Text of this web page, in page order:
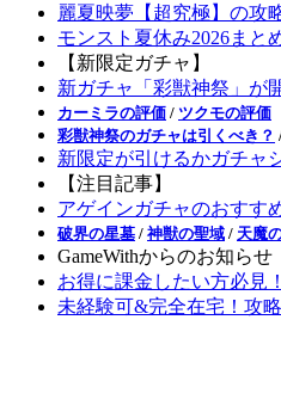
麗夏映夢【超究極】の攻
モンスト夏休み2026まと
【新限定ガチャ】
新ガチャ「彩獣神祭」が
カーミラの評価 / ツクモの評価
彩獣神祭のガチャは引くべき？
新限定が引けるかガチャ
【注目記事】
アゲインガチャのおすす
破界の星墓 / 神獣の聖域 / 天魔
GameWithからのお知らせ
お得に課金したい方必見
未経験可&完全在宅！攻